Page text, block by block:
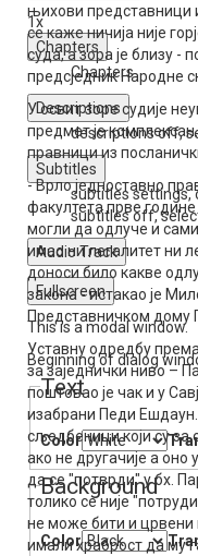
1x
Chapters
Chapters
Descriptions
descriptions off,
Subtitles
subtitles settings,
subtitles off,
Audio Track
Fullscreen
This is a modal window.
Beginning of dialog
Text
Color
Background
Color
њихови представници
се каже ничија није
суда, а зора је близу -
предсједник Народне
У освит зоре судије
предмет је
правници из
- Врло једноставно
факултета прве
могли да одлуче и сами
имао ни легалитет ни
доноси било какве
закона - истакао је
Представничком дому
Уставну одредбу према
за заједнички ниво –
поштовао је чак и у
изабрани Педи
сљедбеници који су за
ако не другачије а
да се "потврди" у бх.
толико се није
не може бити и црвени
имали храброст да му